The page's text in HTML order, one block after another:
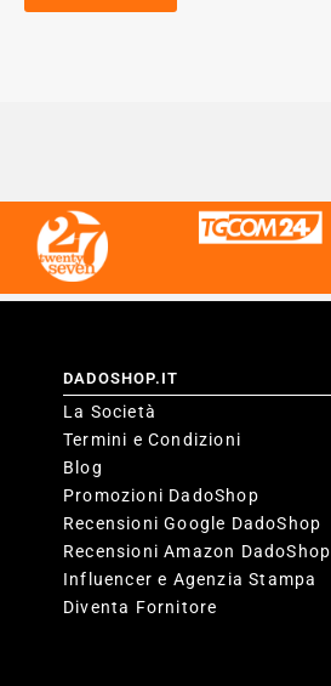
DADOSHOP.IT
La Società
Termini e Condizioni
Blog
Promozioni DadoShop
Recensioni Google DadoShop
Recensioni Amazon DadoShop
Influencer e Agenzia Stampa
Diventa Fornitore